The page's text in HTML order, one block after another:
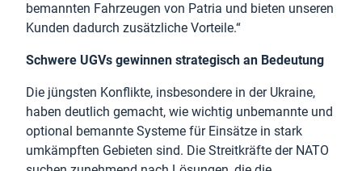
bemannten Fahrzeugen von Patria und bieten unseren
Kunden dadurch zusätzliche Vorteile.“
Schwere UGVs gewinnen strategisch an Bedeutung
Die jüngsten Konflikte, insbesondere in der Ukraine,
haben deutlich gemacht, wie wichtig unbemannte und
optional bemannte Systeme für Einsätze in stark
umkämpften Gebieten sind. Die Streitkräfte der NATO